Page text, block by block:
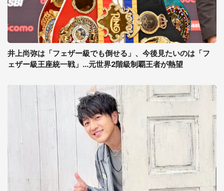
井上尚弥は「フェザー級でも倒せる」、今後見たいのは「フ
ェザー級王座統一戦」...元世界2階級制覇王者が熱望